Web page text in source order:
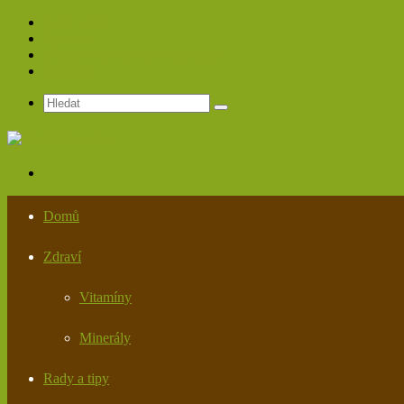
Hledat
Domů
Zdraví
Vitamíny
Minerály
Rady a tipy